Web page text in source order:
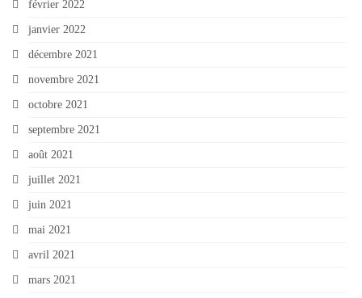
février 2022
janvier 2022
décembre 2021
novembre 2021
octobre 2021
septembre 2021
août 2021
juillet 2021
juin 2021
mai 2021
avril 2021
mars 2021